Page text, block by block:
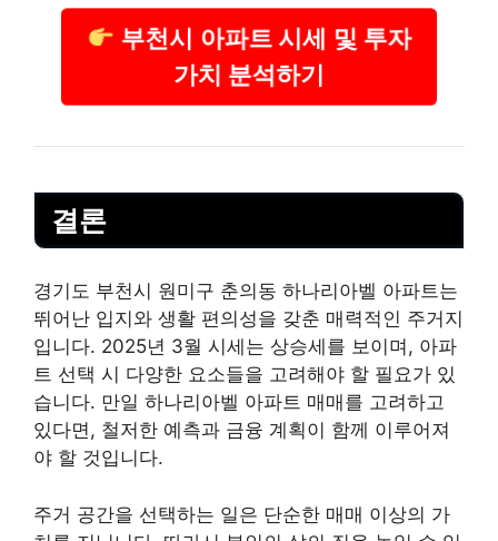
부천시 아파트 시세 및 투자
가치 분석하기
결론
경기도 부천시 원미구 춘의동 하나리아벨 아파트는
뛰어난 입지와 생활 편의성을 갖춘 매력적인 주거지
입니다. 2025년 3월 시세는 상승세를 보이며, 아파
트 선택 시 다양한 요소들을 고려해야 할 필요가 있
습니다. 만일 하나리아벨 아파트 매매를 고려하고
있다면, 철저한 예측과 금융 계획이 함께 이루어져
야 할 것입니다.
주거 공간을 선택하는 일은 단순한 매매 이상의 가